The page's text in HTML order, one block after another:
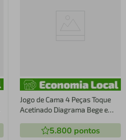
Jogo de Cama 4 Peças Toque
Acetinado Diagrama Bege e
5.800 pontos